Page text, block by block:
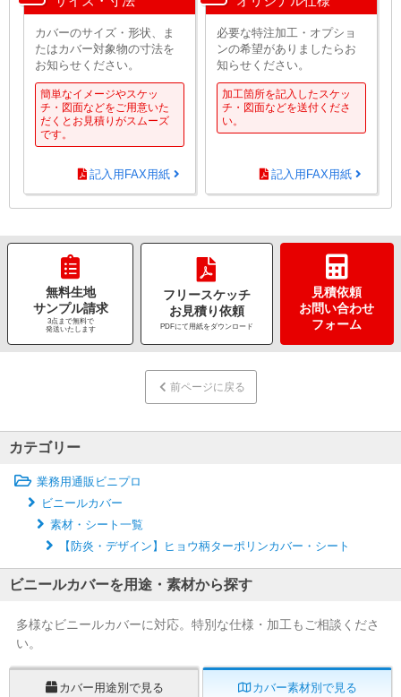
カバーのサイズ・形状、ま
たはカバー対象物の寸法を
お知らせください。
簡単なイメージやスケッ
チ・図面などをご用意いた
だくとお見積りがスムーズ
です。
記入用FAX用紙
必要な特注加工・オプショ
ンの希望がありましたらお
知らせください。
加工箇所を記入したスケッ
チ・図面などを送付くださ
い。
記入用FAX用紙
無料生地
サンプル請求
3点まで無料で
発送いたします
フリースケッチ
お見積り依頼
PDFにて用紙をダウンロード
見積依頼
お問い合わせ
フォーム
前ページに戻る
カテゴリー
業務用通販ビニプロ
ビニールカバー
素材・シート一覧
【防炎・デザイン】ヒョウ柄ターポリンカバー・シート
ビニールカバーを用途・素材から探す
多様なビニールカバーに対応。特別な仕様・加工もご相談くださ
い。
カバー用途別で見る カバー素材別で見る